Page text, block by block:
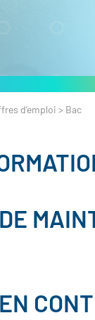
d’emploi > Bac